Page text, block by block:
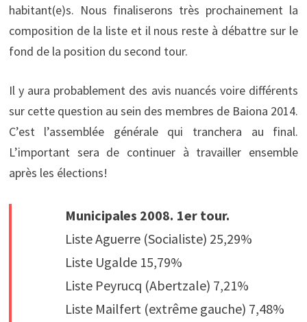
habitant(e)s. Nous finaliserons très prochainement la
composition de la liste et il nous reste à débattre sur le
fond de la position du second tour.
Il y aura probablement des avis nuancés voire différents
sur cette question au sein des membres de Baiona 2014.
C’est l’assemblée générale qui tranchera au final.
L’important sera de continuer à travailler ensemble
après les élections!
Municipales 2008. 1er tour.
Liste Aguerre (Socialiste) 25,29%
Liste Ugalde 15,79%
Liste Peyrucq (Abertzale) 7,21%
Liste Mailfert (extrême gauche) 7,48%